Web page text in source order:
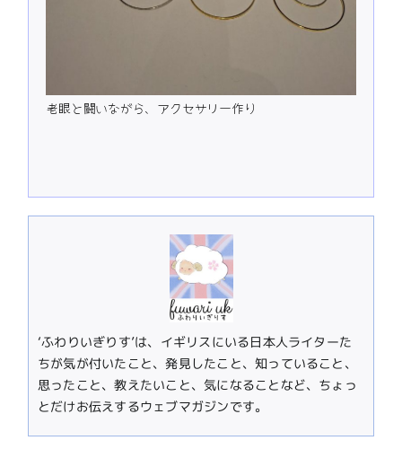
老眼と闘いながら、アクセサリー作り
‘ふわりいぎりす’は、イギリスにいる日本人ライターた
ちが気が付いたこと、発見したこと、知っていること、
思ったこと、教えたいこと、気になることなど、ちょっ
とだけお伝えするウェブマガジンです。